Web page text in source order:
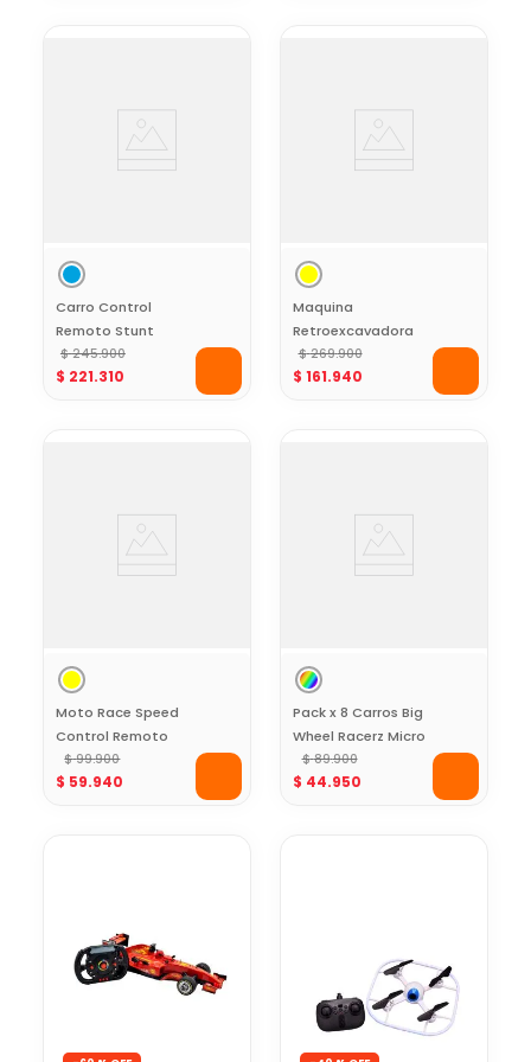
Carro Control
Remoto Stunt
Movimiento Tipo
Gusano Toy Logic
$ 245.900
$ 221.310
Maquina
Retroexcavadora
RC con Brazo
Articulado con
$ 269.900
$ 161.940
Moto Race Speed
Control Remoto
Toy Logic
$ 99.900
$ 59.940
Pack x 8 Carros Big
Wheel Racerz Micro
Systemz
$ 89.900
$ 44.950